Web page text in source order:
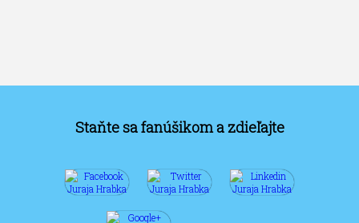
Staňte sa fanúšikom a zdieľajte